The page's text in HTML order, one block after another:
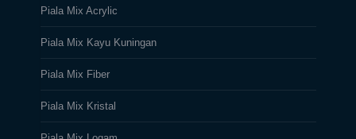
Piala Mix Acrylic
Piala Mix Kayu Kuningan
Piala Mix Fiber
Piala Mix Kristal